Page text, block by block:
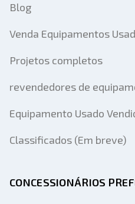
Blog
Venda Equipamentos
Projetos completos
revendedores de
Equipamento Usado
Classificados (Em breve)
CONCESSIONÁRIOS